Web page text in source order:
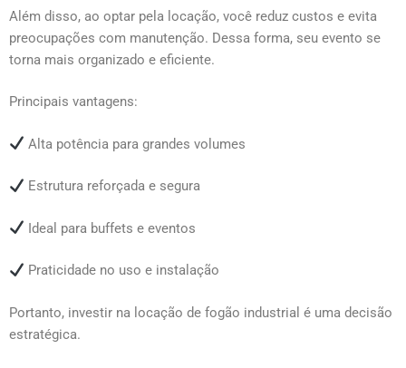
Além disso, ao optar pela locação, você reduz custos e evita
preocupações com manutenção. Dessa forma, seu evento se
torna mais organizado e eficiente.
Principais vantagens:
Alta potência para grandes volumes
Estrutura reforçada e segura
Ideal para buffets e eventos
Praticidade no uso e instalação
Portanto, investir na locação de fogão industrial é uma decisão
estratégica.